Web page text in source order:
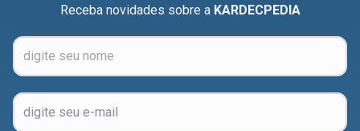
Receba novidades sobre a KARDECPEDIA